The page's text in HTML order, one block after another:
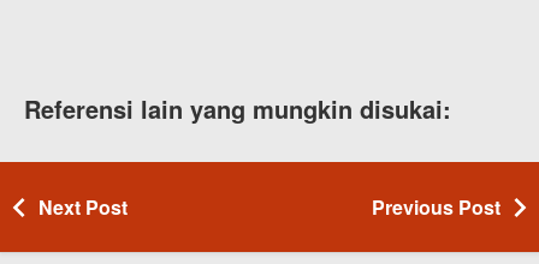
Referensi lain yang mungkin disukai:
Next Post Previous Post